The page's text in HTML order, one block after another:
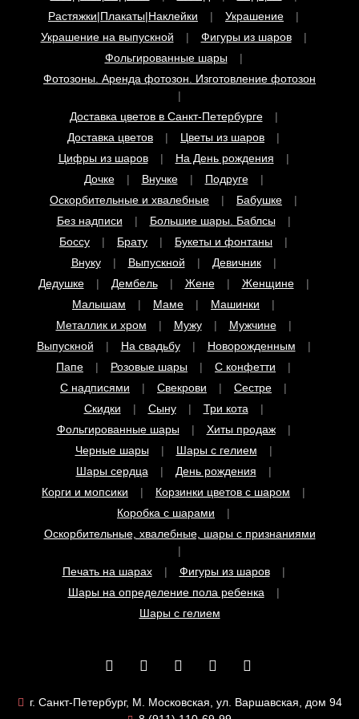
Украшение на выпускной
Фигуры из шаров
Фольгированные шары
Фотозоны. Аренда фотозон. Изготовление фотозон
Доставка цветов в Санкт-Петербурге
Цифры из шаров
На День рождения
Дочке
Внучке
Подруге
Оскорбительные и хвалебные
Бабушке
Без надписи
Большие шары. Баблсы
Боссу
Брату
Букеты и фонтаны
Внуку
Выпускной
Девичник
Дедушке
Дембель Жене
Женщине
Малышам
Маме
Машинки
Металлик и хром
Мужу
Мужчине
Выпускной
На свадьбу
Новорожденным
Папе
Розовые шары
С конфетти
С надписями
Свекрови
Сестре
Скидки
Сыну
Три кота
Фольгированные шары
Хиты продаж
Черные шары
Шары с гелием
Шары сердца
День рождения
Корги и мопсики
Корзинки цветов с шаром
Коробка с шарами
Оскорбительные, хвалебные, шары с признаниями
Печать на шарах
Фигуры из шаров
Шары на определение пола ребенка
Шары с гелием
г. Санкт-Петербург, М. Московская, ул. Варшавская, дом 94
8906251@mail.ru